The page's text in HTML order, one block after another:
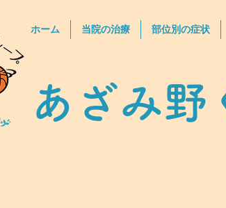
ホーム 当院の治療 部位別の症状
あざみ野